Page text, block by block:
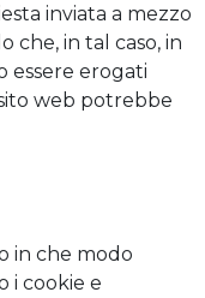
inviata a mezzo
che, in tal caso, in
essere erogati
web potrebbe
in che modo
i cookie e